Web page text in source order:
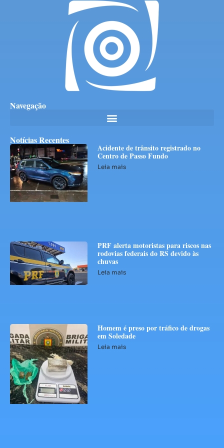
Navegação
Notícias Recentes
Acidente de trânsito registrado no
Centro de Passo Fundo
Leia mais
PRF alerta motoristas para riscos nas
rodovias federais do RS devido às
chuvas
Leia mais
Homem é preso por tráfico de drogas
em Soledade
Leia mais